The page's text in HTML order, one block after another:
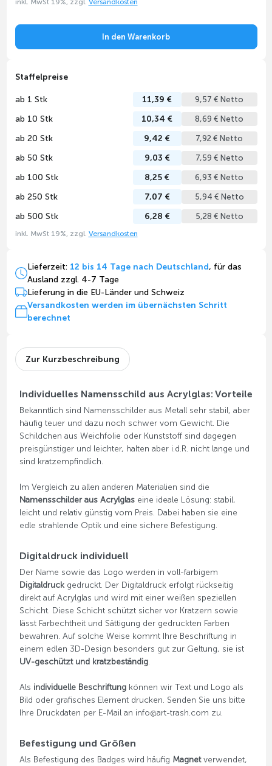
inkl. MwSt 19%, zzgl. Versandkosten
In den Warenkorb
Staffelpreise
ab 1 Stk 11,39 € 9,57 € Netto
ab 10 Stk 10,34 € 8,69 € Netto
ab 20 Stk 9,42 € 7,92 € Netto
ab 50 Stk 9,03 € 7,59 € Netto
ab 100 Stk 8,25 € 6,93 € Netto
ab 250 Stk 7,07 € 5,94 € Netto
ab 500 Stk 6,28 € 5,28 € Netto
inkl. MwSt 19%, zzgl. Versandkosten
Lieferzeit: 12 bis 14 Tage nach Deutschland, für das
Ausland zzgl. 4-7 Tage
Lieferung in die EU-Länder und Schweiz
Versandkosten werden im übernächsten Schritt
berechnet
Zur Kurzbeschreibung
Individuelles Namensschild aus Acrylglas: Vorteile
Bekanntlich sind Namensschilder aus Metall sehr stabil, aber
häufig teuer und dazu noch schwer vom Gewicht. Die
Schildchen aus Weichfolie oder Kunststoff sind dagegen
preisgünstiger und leichter, halten aber i.d.R. nicht lange und
sind kratzempfindlich.
Im Vergleich zu allen anderen Materialien sind die
Namensschilder aus Acrylglaseine ideale Lösung: stabil,
leicht und relativ günstig vom Preis. Dabei haben sie eine
edle strahlende Optik und eine sichere Befestigung.
Digitaldruck individuell
Der Name sowie das Logo werden in voll-farbigem
Digitaldruckgedruckt. Der Digitaldruck erfolgt rückseitig
direkt auf Acrylglas und wird mit einer weißen speziellen
Schicht. Diese Schicht schützt sicher vor Kratzern sowie
lässt Farbechtheit und Sättigung der gedruckten Farben
bewahren. Auf solche Weise kommt Ihre Beschriftung in
einem edlen 3D-Design besonders gut zur Geltung, sie ist
UV-geschützt und kratzbeständig.
Als individuelle Beschriftungkönnen wir Text und Logo als
Bild oder grafisches Element drucken. Senden Sie uns bitte
Ihre Druckdaten per E-Mail an info@art-trash.com zu.
Befestigung und Größen
Als Befestigung des Badges wird häufig Magnetverwendet,